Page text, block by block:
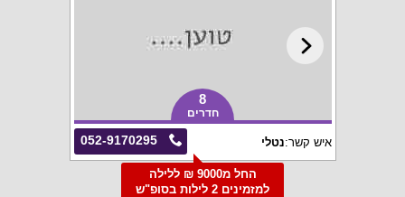
8
חדרים
052-9170295 איש קשר:נטלי
החל מ9000 ₪ ללילה
למזמינים 2 לילות בסופ"ש